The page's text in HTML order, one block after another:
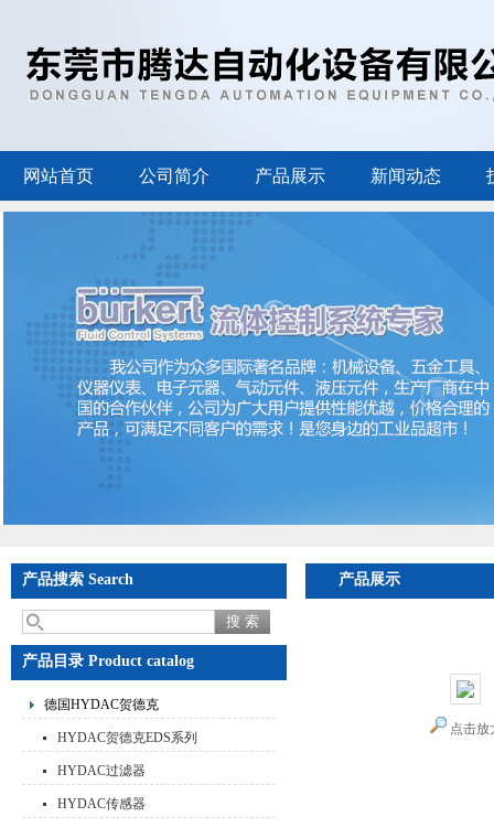
网站首页 公司简介 产品展示 新闻动态
产品搜索 Search
产品目录 Product catalog
德国HYDAC贺德克
HYDAC贺德克EDS系列
HYDAC过滤器
HYDAC传感器
产品展示
点击放